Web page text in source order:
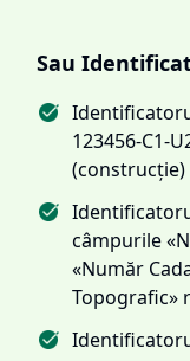
Sau
123456-C1-
(construcție)
câmpurile
«Număr
Topografic»